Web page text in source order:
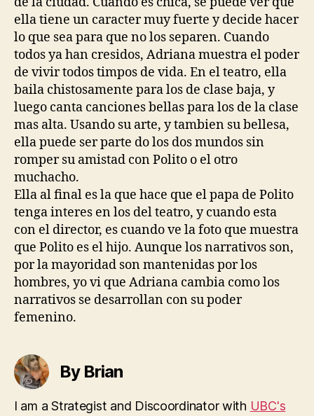
ella tiene un caracter muy fuerte y decide hacer
lo que sea para que no los separen. Cuando
todos ya han cresidos, Adriana muestra el poder
de vivir todos timpos de vida. En el teatro, ella
baila chistosamente para los de clase baja, y
luego canta canciones bellas para los de la clase
mas alta. Usando su arte, y tambien su bellesa,
ella puede ser parte do los dos mundos sin
romper su amistad con Polito o el otro
muchacho.
Ella al final es la que hace que el papa de Polito
tenga interes en los del teatro, y cuando esta
con el director, es cuando ve la foto que muestra
que Polito es el hijo. Aunque los narrativos son,
por la mayoridad son mantenidas por los
hombres, yo vi que Adriana cambia como los
narrativos se desarrollan con su poder
femenino.
By Brian
I am a Strategist and Discoordinator with UBC's